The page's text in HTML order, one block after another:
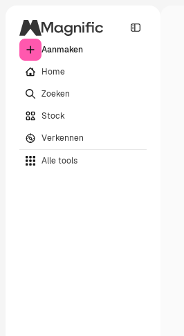
Aanmaken
Home
Zoeken
Stock
Verkennen
Alle tools